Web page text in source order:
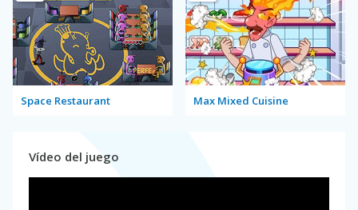
Space Restaurant Max Mixed Cuisine
Vídeo del juego